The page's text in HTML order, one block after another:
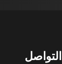
التواصل